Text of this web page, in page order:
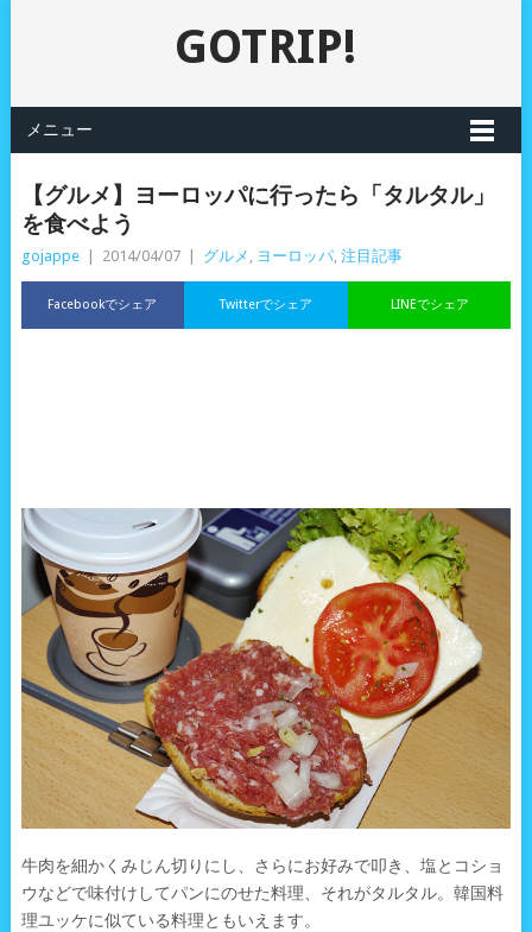
GOTRIP!
メニュー
【グルメ】ヨーロッパに行ったら「タルタル」
を食べよう
gojappe 2014/04/07 グルメ , ヨーロッパ, 注目記事
Facebookでシェア LINEでシェア
Twitterでシェア
牛肉を細かくみじん切りにし、さらにお好みで叩き、塩とコショ
ウなどで味付けしてパンにのせた料理、それがタルタル。韓国料
理ユッケに似ている料理ともいえます。